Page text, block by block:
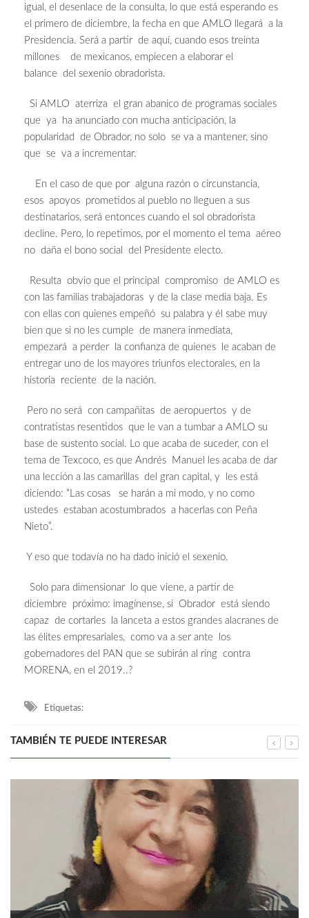
igual, el desenlace de la consulta, lo que está esperando es
el primero de diciembre, la fecha en que AMLO llegará a la
Presidencia. Será a partir de aquí, cuando esos treinta
millones de mexicanos, empiecen a elaborar el
balance del sexenio obradorista.
Si AMLO aterriza el gran abanico de programas sociales
que ya ha anunciado con mucha anticipación, la
popularidad de Obrador, no solo se va a mantener, sino
que se va a incrementar.
En el caso de que por alguna razón o circunstancia,
esos apoyos prometidos al pueblo no lleguen a sus
destinatarios, será entonces cuando el sol obradorista
decline. Pero, lo repetimos, por el momento el tema aéreo
no daña el bono social del Presidente electo.
Resulta obvio que el principal compromiso de AMLO es
con las familias trabajadoras y de la clase media baja. Es
con ellas con quienes empeñó su palabra y él sabe muy
bien que si no les cumple de manera inmediata,
empezará a perder la confianza de quienes le acaban de
entregar uno de los mayores triunfos electorales, en la
historia reciente de la nación.
Pero no será con campañitas de aeropuertos y de
contratistas resentidos que le van a tumbar a AMLO su
base de sustento social. Lo que acaba de suceder, con el
tema de Texcoco, es que Andrés Manuel les acaba de dar
una lección a las camarillas del gran capital, y les está
diciendo: “Las cosas se harán a mi modo, y no como
ustedes estaban acostumbrados a hacerlas con Peña
Nieto”.
Y eso que todavía no ha dado inició el sexenio.
Solo para dimensionar lo que viene, a partir de
diciembre próximo: imagínense, si Obrador está siendo
capaz de cortarles la lanceta a estos grandes alacranes de
las élites empresariales, como va a ser ante los
gobernadores del PAN que se subirán al ring contra
MORENA, en el 2019..?
Etiquetas:
TAMBIÉN TE PUEDE INTERESAR